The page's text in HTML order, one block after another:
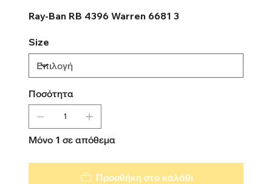
Ray-Ban RB 4396 Warren 6681 3
Size
Ποσότητα
Μόνο 1 σε απόθεμα
Προσθήκη στο καλάθι